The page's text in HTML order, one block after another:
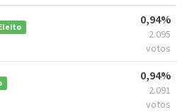
0,94%
2.095
votos
0,94%
2.091
votos